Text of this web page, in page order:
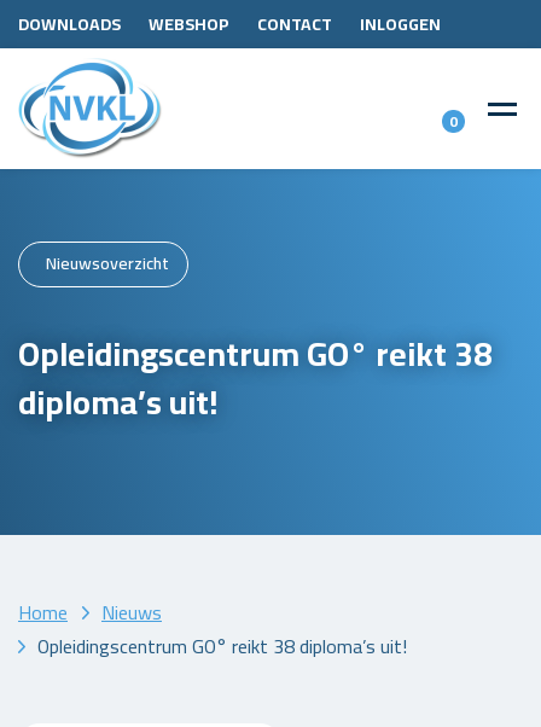
DOWNLOADS WEBSHOP CONTACT INLOGGEN
0
Nieuwsoverzicht
Opleidingscentrum GO° reikt 38
diploma’s uit!
Home
Nieuws
Opleidingscentrum GO° reikt 38 diploma’s uit!